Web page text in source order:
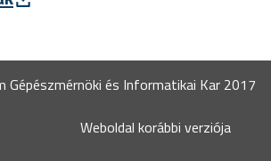
Gépészmérnöki és Informatikai Kar 2017
Weboldal korábbi verziója